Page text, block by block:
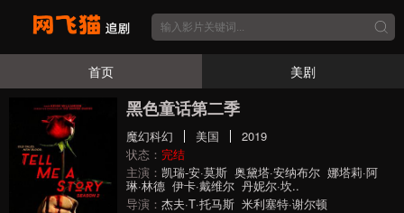
首页 美剧
黑色童话第二季
魔幻科幻 美国
2019
状态： 完结
主演： 凯瑞-安·莫斯 奥黛塔·安纳布尔 娜塔莉·阿
琳·林德 伊卡·戴维尔 丹妮尔·坎..
导演： 杰夫·T·托马斯 米利塞特·谢尔顿